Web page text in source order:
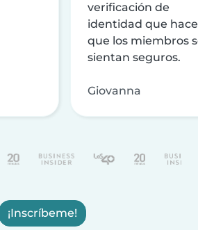
verificación de
identidad que
que los miembros
sientan seguros.
Giovanna
¡Inscríbeme!